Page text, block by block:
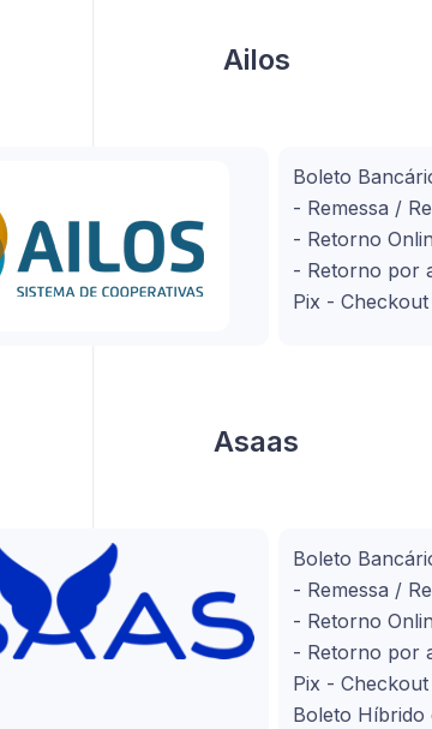
Ailos
Boleto
- Remessa /
- Retorno
- Retorno por
Pix - Checkout
Asaas
Boleto
- Remessa /
- Retorno
- Retorno por
Pix - Checkout
Boleto Híbrido